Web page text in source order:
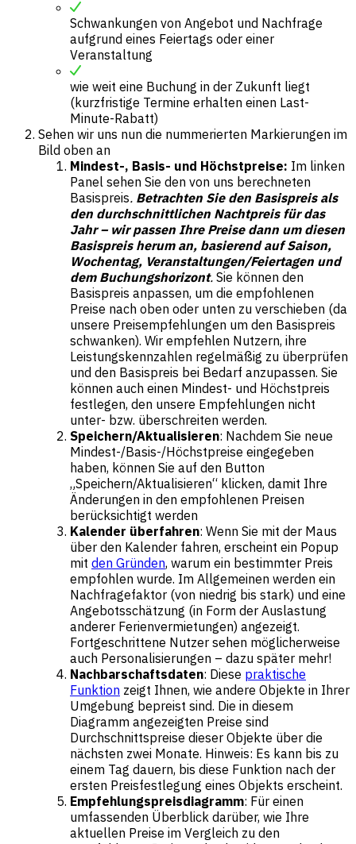
Schwankungen von Angebot und Nachfrage
aufgrund eines Feiertags oder einer
Veranstaltung
wie weit eine Buchung in der Zukunft liegt
(kurzfristige Termine erhalten einen Last-
Minute-Rabatt)
Sehen wir uns nun die nummerierten Markierungen im
Bild oben an
Mindest-, Basis- und Höchstpreise: Im linken
Panel sehen Sie den von uns berechneten
Basispreis. Betrachten Sie den Basispreis als
den durchschnittlichen Nachtpreis für das
Jahr – wir passen Ihre Preise dann um diesen
Basispreis herum an, basierend auf Saison,
Wochentag, Veranstaltungen/Feiertagen und
dem Buchungshorizont. Sie können den
Basispreis anpassen, um die empfohlenen
Preise nach oben oder unten zu verschieben (da
unsere Preisempfehlungen um den Basispreis
schwanken). Wir empfehlen Nutzern, ihre
Leistungskennzahlen regelmäßig zu überprüfen
und den Basispreis bei Bedarf anzupassen. Sie
können auch einen Mindest- und Höchstpreis
festlegen, den unsere Empfehlungen nicht
unter- bzw. überschreiten werden.
Speichern/Aktualisieren: Nachdem Sie neue
Mindest-/Basis-/Höchstpreise eingegeben
haben, können Sie auf den Button
„Speichern/Aktualisieren“ klicken, damit Ihre
Änderungen in den empfohlenen Preisen
berücksichtigt werden
Kalender überfahren: Wenn Sie mit der Maus
über den Kalender fahren, erscheint ein Popup
mit den Gründen, warum ein bestimmter Preis
empfohlen wurde. Im Allgemeinen werden ein
Nachfragefaktor (von niedrig bis stark) und eine
Angebotsschätzung (in Form der Auslastung
anderer Ferienvermietungen) angezeigt.
Fortgeschrittene Nutzer sehen möglicherweise
auch Personalisierungen – dazu später mehr!
Nachbarschaftsdaten: Diese praktische
Funktion zeigt Ihnen, wie andere Objekte in Ihrer
Umgebung bepreist sind. Die in diesem
Diagramm angezeigten Preise sind
Durchschnittspreise dieser Objekte über die
nächsten zwei Monate. Hinweis: Es kann bis zu
einem Tag dauern, bis diese Funktion nach der
ersten Preisfestlegung eines Objekts erscheint.
Empfehlungspreisdiagramm: Für einen
umfassenden Überblick darüber, wie Ihre
aktuellen Preise im Vergleich zu den